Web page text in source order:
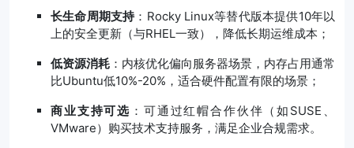
长生命周期支持：Rocky Linux等替代版本提供10年以
上的安全更新（与RHEL一致），降低长期运维成本；
低资源消耗 ：内核优化偏向服务器场景，内存占用通常
比Ubuntu低10%-20%，适合硬件配置有限的场景；
商业支持可选 ：可通过红帽合作伙伴（如SUSE、
VMware）购买技术支持服务，满足企业合规需求。